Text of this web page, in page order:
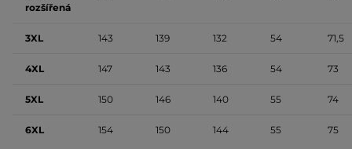
rozšířená
3XL 143 139 132 54 71,5
4XL 147 143 136 54 73
5XL 150 146 140 55 74
6XL 154 150 144 55 75